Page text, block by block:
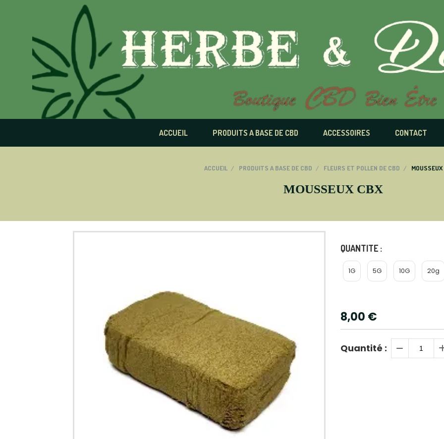
ACCUEIL PRODUITS A BASE DE CBD ACCESSOIRES CONTACT
ACCUEIL PRODUITS A BASE DE CBD FLEURS ET POLLEN DE CBD
MOUSSEUX CBX
QUANTITE :
1G 5G 10G 20g
8,00 €
Quantité :
Panneau de gestion des cookies